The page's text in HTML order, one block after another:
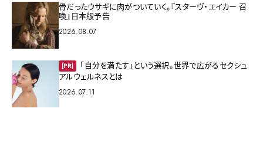
骨だったウサギに肉がついていく。『スターヴ・エイカー 召
喚』日本版予告
2026.08.07
[PR]
「自分を満たす」という選択。世界で広がるセクシュ
アルウェルネスとは
2026.07.11